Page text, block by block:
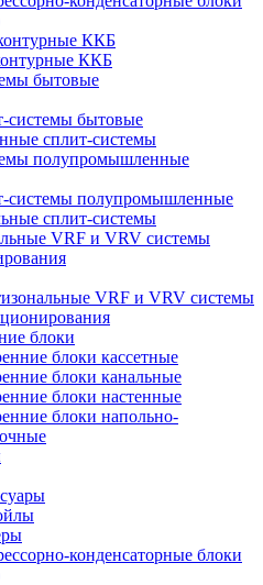
ККБ
ККБ
бытовые
системы бытовые
сплит-системы
полупромышленные
системы полупромышленные
сплит-системы
VRF и VRV системы
VRF и VRV системы
блоки
блоки кассетные
блоки канальные
блоки настенные
блоки напольно-
конденсаторные блоки